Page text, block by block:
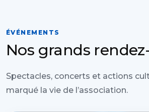
ÉVÉNEMENTS
Nos grands
Spectacles, concerts et actions
marqué la vie de l’association.